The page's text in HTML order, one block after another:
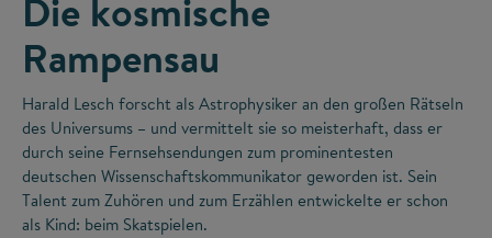
Die kosmische
Rampensau
Harald Lesch forscht als Astrophysiker an den großen Rätseln
des Universums – und vermittelt sie so meisterhaft, dass er
durch seine Fernsehsendungen zum prominentesten
deutschen Wissenschaftskommunikator geworden ist. Sein
Talent zum Zuhören und zum Erzählen entwickelte er schon
als Kind: beim Skatspielen.